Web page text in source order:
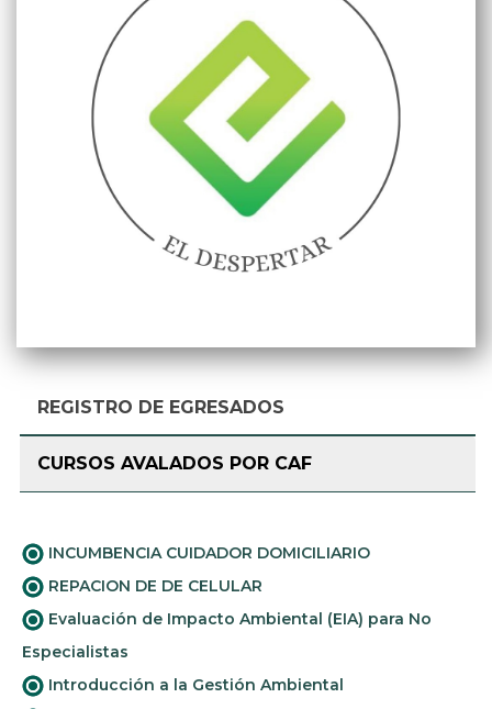
REGISTRO DE EGRESADOS
CURSOS AVALADOS POR CAF
INCUMBENCIA CUIDADOR DOMICILIARIO
REPACION DE DE CELULAR
Evaluación de Impacto Ambiental (EIA) para No
Especialistas
Introducción a la Gestión Ambiental